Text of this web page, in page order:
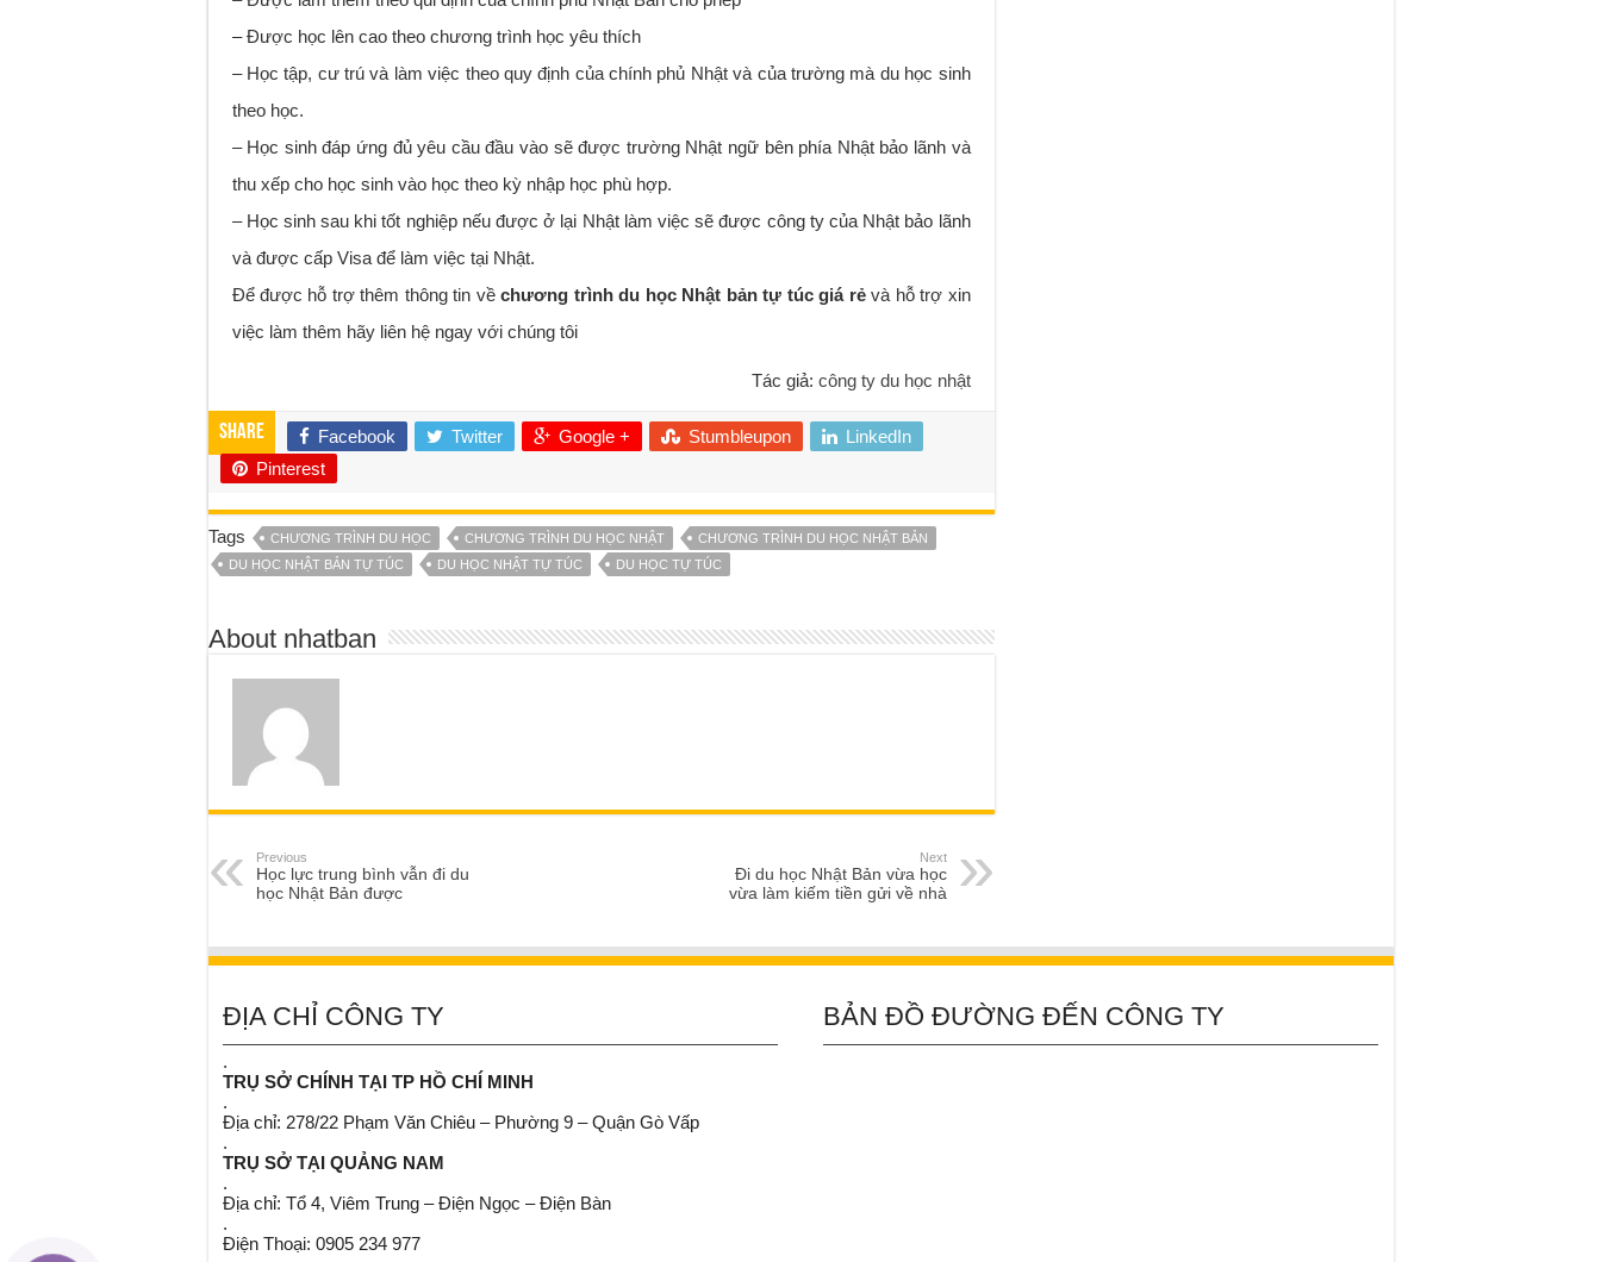
– Được học lên cao theo chương trình học yêu thích
– Học tập, cư trú và làm việc theo quy định của chính phủ Nhật và của trường mà du học sinh
theo học.
– Học sinh đáp ứng đủ yêu cầu đầu vào sẽ được trường Nhật ngữ bên phía Nhật bảo lãnh và
thu xếp cho học sinh vào học theo kỳ nhập học phù hợp.
– Học sinh sau khi tốt nghiệp nếu được ở lại Nhật làm việc sẽ được công ty của Nhật bảo lãnh
và được cấp Visa để làm việc tại Nhật.
Để được hỗ trợ thêm thông tin vềchương trình du học Nhật bản tự túc giá rẻvà hỗ trợ xin
việc làm thêm hãy liên hệ ngay với chúng tôi
Tác giả: công ty du học nhật
Share Facebook Twitter Google + Stumbleupon
LinkedIn
Pinterest
Tags CHƯƠNG TRÌNH DU HỌC CHƯƠNG TRÌNH DU HỌC NHẬT
CHƯƠNG TRÌNH DU HỌC NHẬT BẢN
DU HỌC NHẬT BẢN TỰ TÚC
DU HỌC NHẬT TỰ TÚC DU HỌC TỰ TÚC
About nhatban
Previous
Học lực trung bình vẫn đi du
học Nhật Bản được
Next
Đi du học Nhật Bản vừa học
vừa làm kiếm tiền gửi về nhà
ĐỊA CHỈ CÔNG TY
.
TRỤ SỞ CHÍNH TẠI TP HỒ CHÍ MINH
.
Địa chỉ: 278/22 Phạm Văn Chiêu – Phường 9 – Quận Gò Vấp
.
TRỤ SỞ TẠI QUẢNG NAM
.
Địa chỉ: Tổ 4, Viêm Trung – Điện Ngọc – Điện Bàn
.
Điện Thoại: 0905 234 977
BẢN ĐỒ ĐƯỜNG ĐẾN CÔNG TY